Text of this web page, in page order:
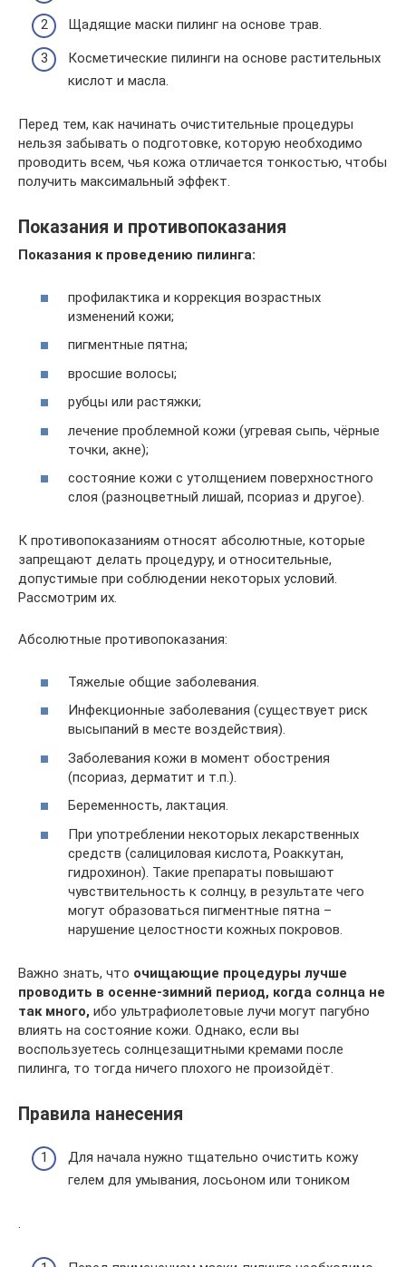
Щадящие маски пилинг на основе трав.
Косметические пилинги на основе растительных
кислот и масла.
Перед тем, как начинать очистительные процедуры
нельзя забывать о подготовке, которую необходимо
проводить всем, чья кожа отличается тонкостью, чтобы
получить максимальный эффект.
Показания и противопоказания
Показания к проведению пилинга:
профилактика и коррекция возрастных
изменений кожи;
пигментные пятна;
вросшие волосы;
рубцы или растяжки;
лечение проблемной кожи (угревая сыпь, чёрные
точки, акне);
состояние кожи с утолщением поверхностного
слоя (разноцветный лишай, псориаз и другое).
К противопоказаниям относят абсолютные, которые
запрещают делать процедуру, и относительные,
допустимые при соблюдении некоторых условий.
Рассмотрим их.
Абсолютные противопоказания:
Тяжелые общие заболевания.
Инфекционные заболевания (существует риск
высыпаний в месте воздействия).
Заболевания кожи в момент обострения
(псориаз, дерматит и т.п.).
Беременность, лактация.
При употреблении некоторых лекарственных
средств (салициловая кислота, Роаккутан,
гидрохинон). Такие препараты повышают
чувствительность к солнцу, в результате чего
могут образоваться пигментные пятна –
нарушение целостности кожных покровов.
Важно знать, что очищающие процедуры лучше
проводить в осенне-зимний период, когда солнца не
так много, ибо ультрафиолетовые лучи могут пагубно
влиять на состояние кожи. Однако, если вы
воспользуетесь солнцезащитными кремами после
пилинга, то тогда ничего плохого не произойдёт.
Правила нанесения
Для начала нужно тщательно очистить кожу
гелем для умывания, лосьоном или тоником
.